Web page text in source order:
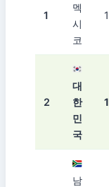
1
멕
시
코
1
2
대
한
민
국
1
남